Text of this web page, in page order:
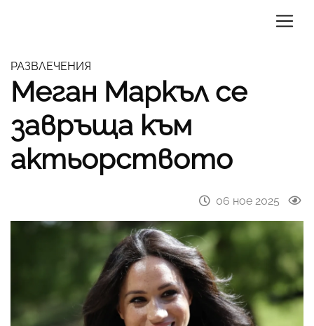
РАЗВЛЕЧЕНИЯ
Меган Маркъл се
завръща към
актьорството
06 ное 2025